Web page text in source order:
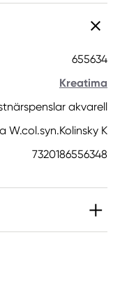
655634
Kreatima
akvarell
W.col.syn.Kolinsky K
7320186556348